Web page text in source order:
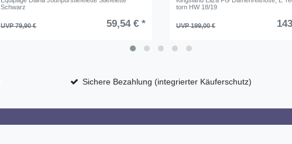
Schwarz
UVP 79,90 € 59,54 € *
torn HW 18/19
UVP 199,00 €
Sichere Bezahlung (integrierter Käuferschutz)